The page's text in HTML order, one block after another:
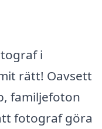
i
rätt! Oavsett
familjefoton
fotograf göra